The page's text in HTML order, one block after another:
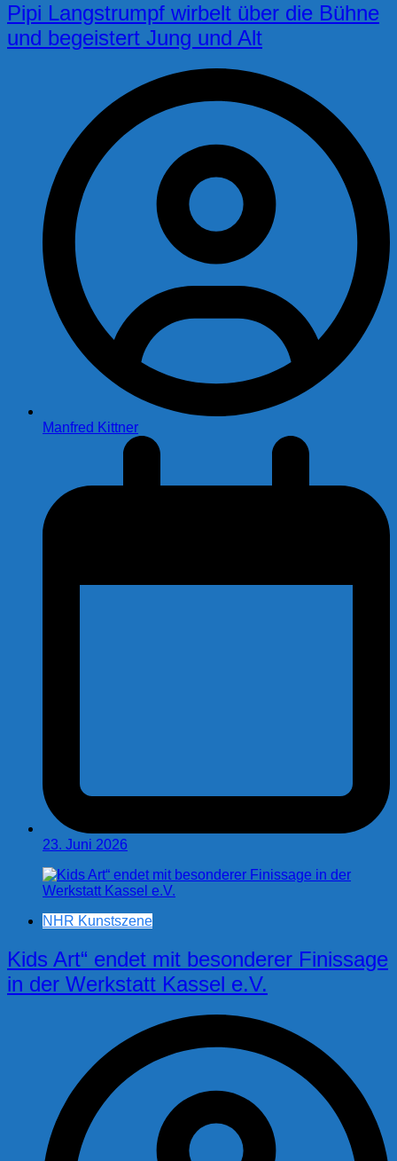
Pipi Langstrumpf wirbelt über die Bühne
und begeistert Jung und Alt
Manfred Kittner
23. Juni 2026
NHR Kunstszene
Kids Art“ endet mit besonderer Finissage
in der Werkstatt Kassel e.V.